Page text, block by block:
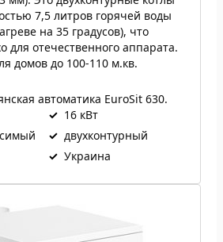
7,5 литров горячей воды
на 35 градусов), что
для отечественного аппарата.
домов до 100-110 м.кв.
автоматика EuroSit 630.
✓ 16 кВт
✓ двухконтурный
✓ Украина